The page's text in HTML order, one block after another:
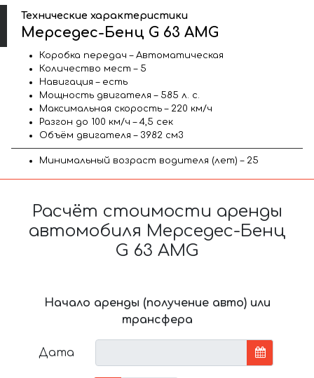
Технические характеристики
Мерседес-Бенц G 63 AMG
Коробка передач – Автоматическая
Количество мест – 5
Навигация – есть
Мощность двигателя – 585 л. с.
Максимальная скорость – 220 км/ч
Разгон до 100 км/ч – 4,5 сек
Объём двигателя – 3982 см3
Минимальный возраст водителя (лет) – 25
Расчёт стоимости аренды
автомобиля Мерседес-Бенц
G 63 AMG
Начало аренды (получение авто) или
трансфера
Дата